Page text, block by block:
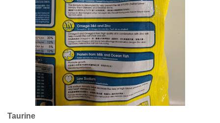
Taurine